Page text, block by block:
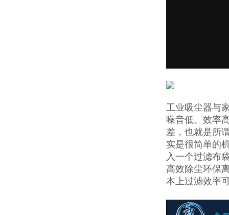
工业吸尘器与
噪音低、效率
差，也就是所
实是很简单的
入一个过滤布
高效除尘环保
本上过滤效率